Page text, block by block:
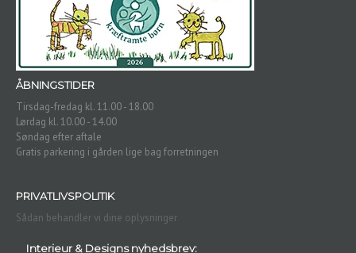
ÅBNINGSTIDER
Tirsdag-fredag kl. 11.00 - 18.00
Lørdag kl. 10.00 - 14.00
Søndag efter aftale
Gratis parkering i gården lige bag forretningen
PRIVATLIVSPOLITIK
Sådan behandler vi dine oplysninger
Interieur & Designs nyhedsbrev: